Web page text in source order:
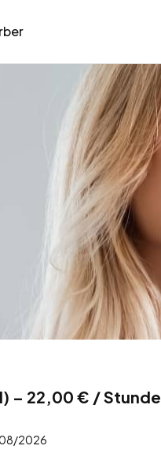
– 22,00 € / Stunde
2026